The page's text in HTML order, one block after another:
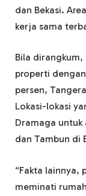
dan Bekasi.
kerja sama
Bila
properti
persen,
Lokasi-lokasi
Dramaga untuk
dan Tambun di
“Fakta lainnya,
meminati